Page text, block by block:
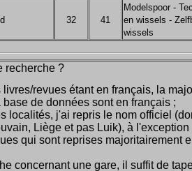
32 41
Modelspoor -
en wissels -
wissels
recherche ?
livres/revues étant en français, la
de données sont en français ;
localités, j'ai repris le nom officiel
Liège et pas Luik), à l'exception
qui sont reprises majoritairement
concernant une gare, il suffit de